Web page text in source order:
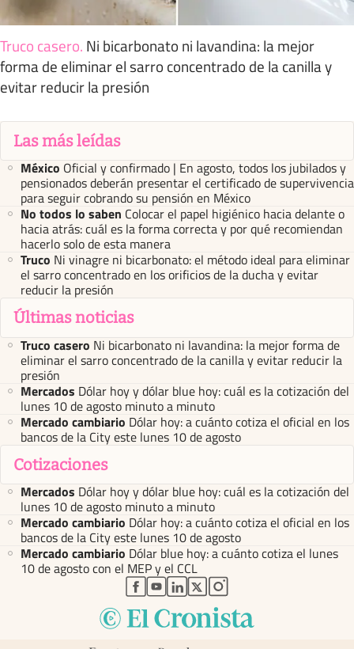
Truco casero. Ni bicarbonato ni lavandina: la mejor
forma de eliminar el sarro concentrado de la canilla y
evitar reducir la presión
Las más leídas
México Oficial y confirmado | En agosto, todos los jubilados y
pensionados deberán presentar el certificado de supervivencia
para seguir cobrando su pensión en México
No todos lo saben Colocar el papel higiénico hacia delante o
hacia atrás: cuál es la forma correcta y por qué recomiendan
hacerlo solo de esta manera
Truco Ni vinagre ni bicarbonato: el método ideal para eliminar
el sarro concentrado en los orificios de la ducha y evitar
reducir la presión
Últimas noticias
Truco casero Ni bicarbonato ni lavandina: la mejor forma de
eliminar el sarro concentrado de la canilla y evitar reducir la
presión
Mercados Dólar hoy y dólar blue hoy: cuál es la cotización del
lunes 10 de agosto minuto a minuto
Mercado cambiario Dólar hoy: a cuánto cotiza el oficial en los
bancos de la City este lunes 10 de agosto
Cotizaciones
Mercados Dólar hoy y dólar blue hoy: cuál es la cotización del
lunes 10 de agosto minuto a minuto
Mercado cambiario Dólar hoy: a cuánto cotiza el oficial en los
bancos de la City este lunes 10 de agosto
Mercado cambiario Dólar blue hoy: a cuánto cotiza el lunes
10 de agosto con el MEP y el CCL
abre en nueva pestaña
abre en nueva pestaña
abre en nueva pestaña
abre en nueva pestaña
abre en nueva pestaña